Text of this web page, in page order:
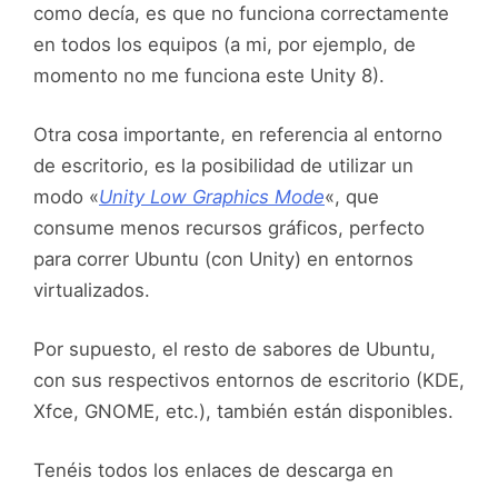
como decía, es que no funciona correctamente
en todos los equipos (a mi, por ejemplo, de
momento no me funciona este Unity 8).
Otra cosa importante, en referencia al entorno
de escritorio, es la posibilidad de utilizar un
modo «Unity Low Graphics Mode«, que
consume menos recursos gráficos, perfecto
para correr Ubuntu (con Unity) en entornos
virtualizados.
Por supuesto, el resto de sabores de Ubuntu,
con sus respectivos entornos de escritorio (KDE,
Xfce, GNOME, etc.), también están disponibles.
Tenéis todos los enlaces de descarga en